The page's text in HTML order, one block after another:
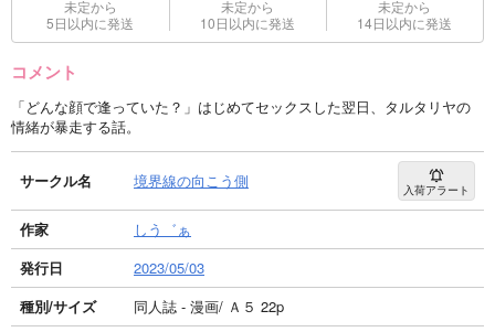
未定から
5日以内に発送
未定から
10日以内に発送
未定から
14日以内に発送
コメント
「どんな顔で逢っていた？」はじめてセックスした翌日、タルタリヤの
情緒が暴走する話。
サークル名 境界線の向こう側 入荷アラート
作家
しう゛ぁ
発行日
2023/05/03
種別/サイズ
同人誌 - 漫画/ Ａ５ 22p